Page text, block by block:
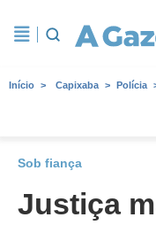
Início Capixaba Polícia
Sob fiança
Justiça